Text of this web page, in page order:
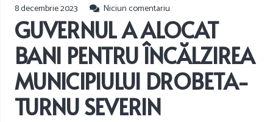
8 decembrie 2023 Niciun comentariu
GUVERNUL A ALOCAT
BANI PENTRU ÎNCĂLZIREA
MUNICIPIULUI DROBETA-
TURNU SEVERIN